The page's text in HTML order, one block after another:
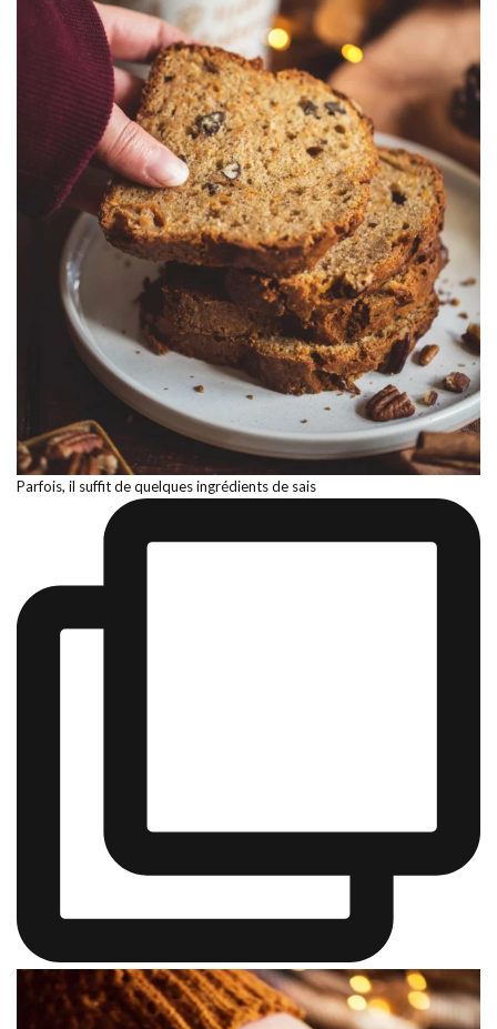
Parfois, il suffit de quelques ingrédients de sais